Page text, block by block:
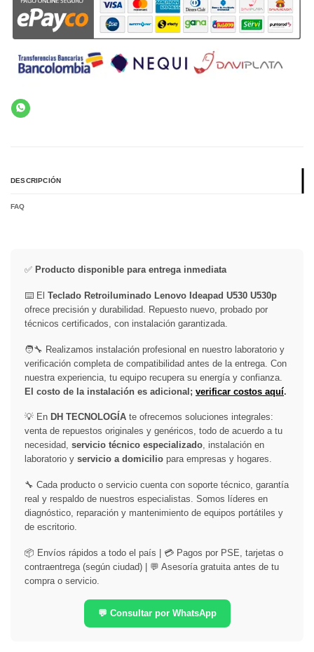
DESCRIPCIÓN
FAQ
✅ Producto disponible para entrega inmediata
⌨️ El Teclado Retroiluminado Lenovo Ideapad U530 U530p
ofrece precisión y durabilidad. Repuesto nuevo, probado por
técnicos certificados, con instalación garantizada.
🧑‍🔧 Realizamos instalación profesional en nuestro laboratorio y
verificación completa de compatibilidad antes de la entrega. Con
nuestra experiencia, tu equipo recupera su energía y confianza.
El costo de la instalación es adicional; verificar costos aquí.
💡 En DH TECNOLOGÍA te ofrecemos soluciones integrales:
venta de repuestos originales y genéricos, todo de acuerdo a tu
necesidad, servicio técnico especializado, instalación en
laboratorio y servicio a domicilio para empresas y hogares.
🔧 Cada producto o servicio cuenta con soporte técnico, garantía
real y respaldo de nuestros especialistas. Somos líderes en
diagnóstico, reparación y mantenimiento de equipos portátiles y
de escritorio.
📦 Envíos rápidos a todo el país | 💳 Pagos por PSE, tarjetas o
contraentrega (según ciudad) | 💬 Asesoría gratuita antes de tu
compra o servicio.
💬 Consultar por WhatsApp